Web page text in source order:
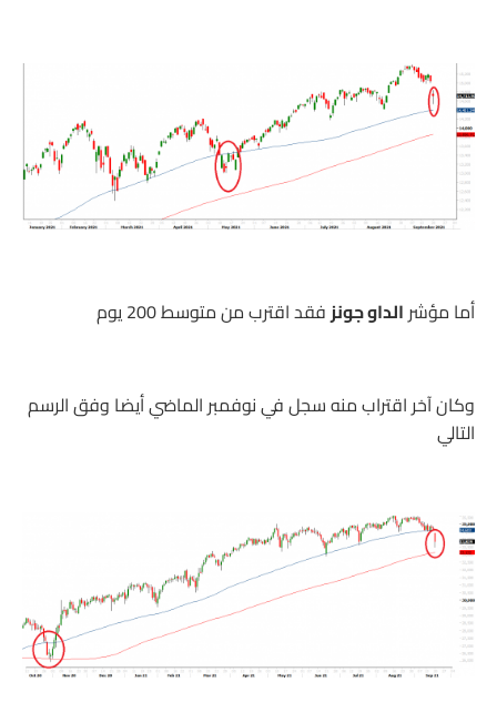
أما مؤشر الداو جونز فقد اقترب من متوسط 200 يوم
وكان آخر اقتراب منه سجل في نوفمبر الماضي أيضا وفق الرسم
التالي